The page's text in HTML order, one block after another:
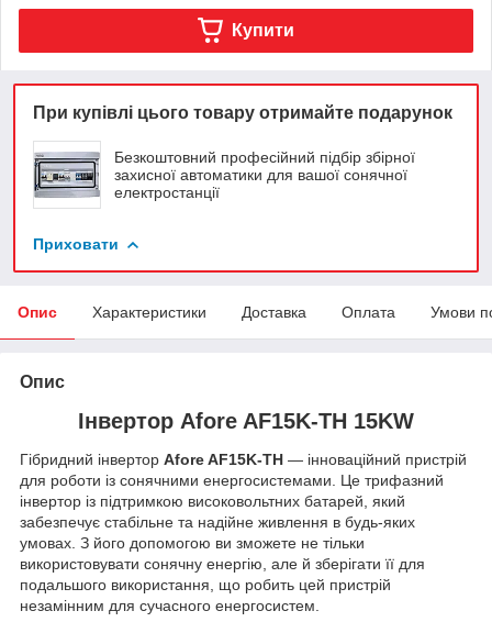
Купити
При купівлі цього товару отримайте подарунок
Безкоштовний професійний підбір збірної
захисної автоматики для вашої сонячної
електростанції
Приховати
Опис Характеристики Доставка Оплата Умови
Опис
Інвертор Afore AF15K-TH 15KW
Гібридний інвертор Afore AF15K-TH — інноваційний пристрій
для роботи із сонячними енергосистемами. Це трифазний
інвертор із підтримкою високовольтних батарей, який
забезпечує стабільне та надійне живлення в будь-яких
умовах. З його допомогою ви зможете не тільки
використовувати сонячну енергію, але й зберігати її для
подальшого використання, що робить цей пристрій
незамінним для сучасного енергосистем.